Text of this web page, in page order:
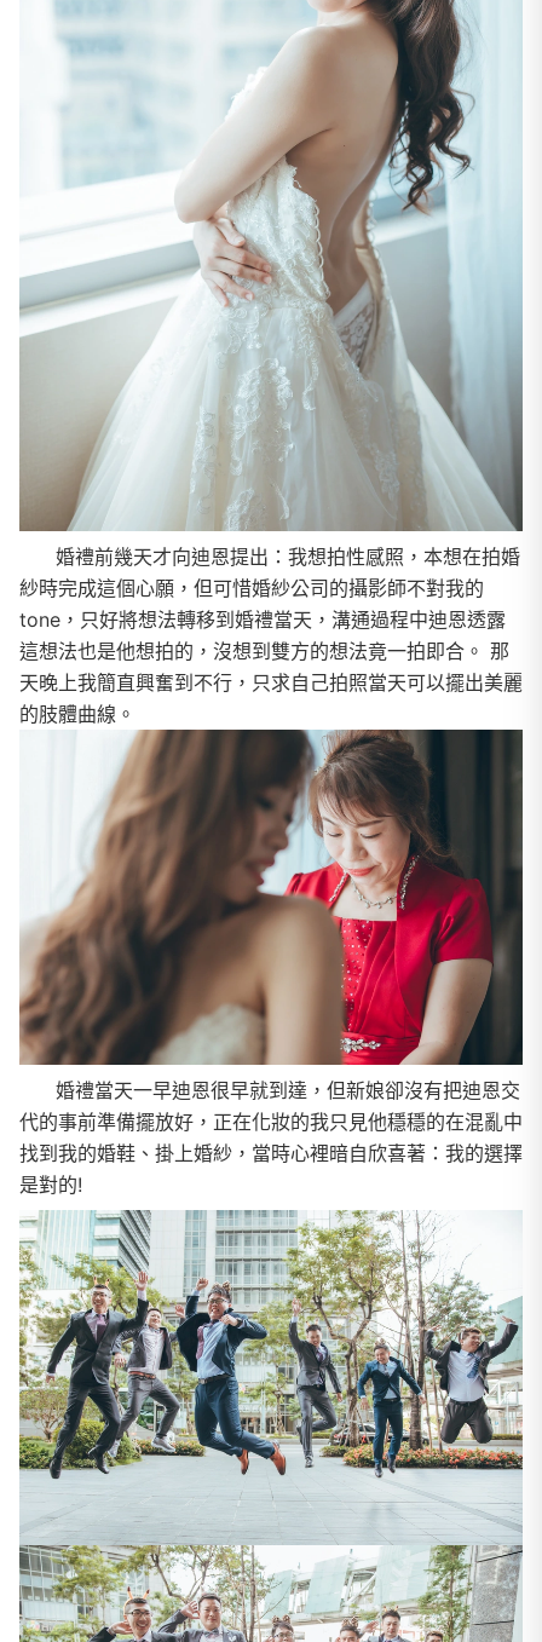
婚禮前幾天才向迪恩提出：我想拍性感照，本想在拍婚
紗時完成這個心願，但可惜婚紗公司的攝影師不對我的
tone，只好將想法轉移到婚禮當天，溝通過程中迪恩透露
這想法也是他想拍的，沒想到雙方的想法竟一拍即合。 那
天晚上我簡直興奮到不行，只求自己拍照當天可以擺出美麗
的肢體曲線。
婚禮當天一早迪恩很早就到達，但新娘卻沒有把迪恩交
代的事前準備擺放好，正在化妝的我只見他穩穩的在混亂中
找到我的婚鞋、掛上婚紗，當時心裡暗自欣喜著：我的選擇
是對的!